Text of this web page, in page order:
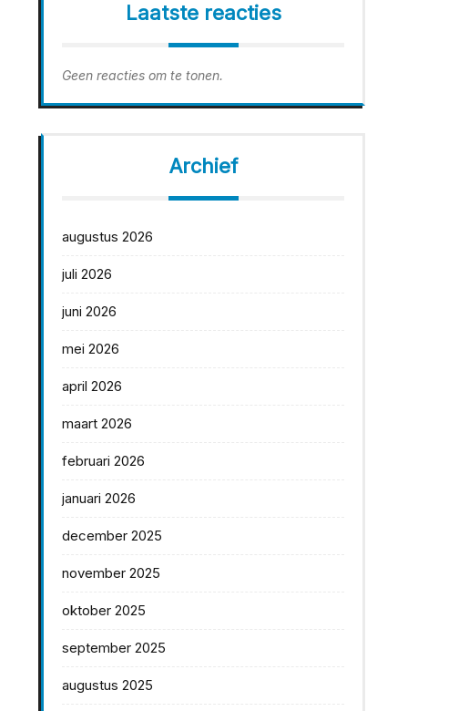
Laatste reacties
Geen reacties om te tonen.
Archief
augustus 2026
juli 2026
juni 2026
mei 2026
april 2026
maart 2026
februari 2026
januari 2026
december 2025
november 2025
oktober 2025
september 2025
augustus 2025